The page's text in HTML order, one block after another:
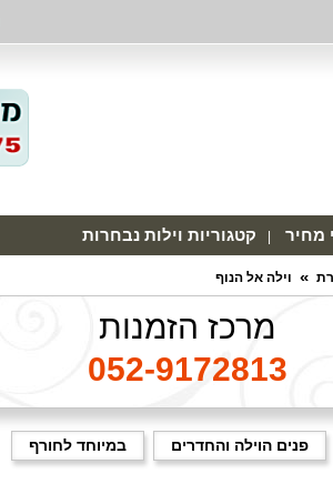
מחיר קטגוריות וילות נבחרות
וילה אל הנוף
מרכז הזמנות
052-9172813
פנים הוילה והחדרים במיוחד לחורף